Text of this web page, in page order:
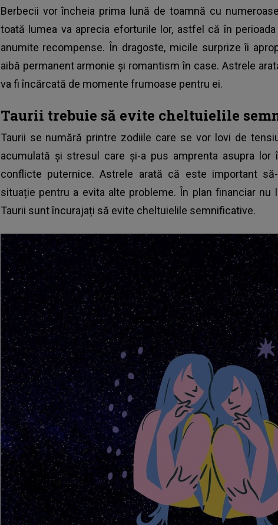
Berbecii vor încheia prima lună de toamnă cu
toată lumea va aprecia eforturile lor, astfel că în
anumite recompense. În dragoste, micile surprize îi
aibă permanent armonie și romantism în case. Astrele
va fi încărcată de momente frumoase pentru ei.
Taurii trebuie să evite cheltuielile
Taurii se numără printre zodiile care se vor lovi de
acumulată și stresul care și-a pus amprenta asupra
conflicte puternice. Astrele arată că este important
situație pentru a evita alte probleme. În plan financiar nu
Taurii sunt încurajați să evite cheltuielile semnificative.